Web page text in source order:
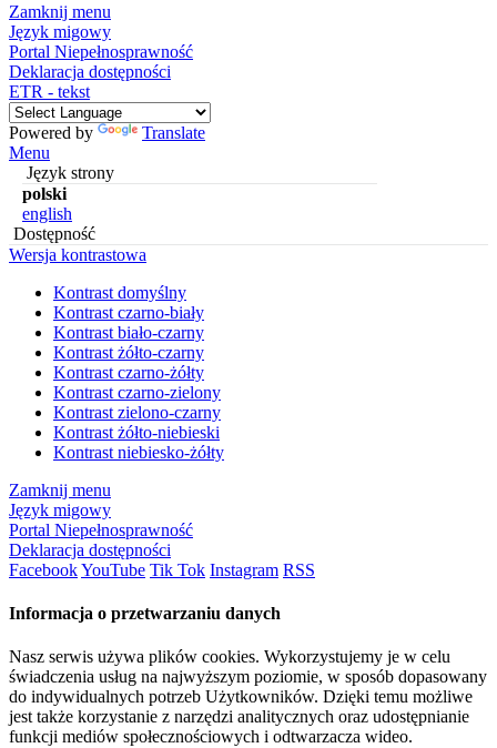
Zamknij menu
Język migowy
Portal Niepełnosprawność
Deklaracja dostępności
ETR - tekst
Powered by
Translate
Menu
Język strony
polski
english
Dostępność
Wersja kontrastowa
Kontrast domyślny
Kontrast czarno-biały
Kontrast biało-czarny
Kontrast żółto-czarny
Kontrast czarno-żółty
Kontrast czarno-zielony
Kontrast zielono-czarny
Kontrast żółto-niebieski
Kontrast niebiesko-żółty
Zamknij menu
Język migowy
Portal Niepełnosprawność
Deklaracja dostępności
FacebookYouTube Tik Tok Instagram RSS
Informacja o przetwarzaniu danych
Nasz serwis używa plików cookies. Wykorzystujemy je w celu
świadczenia usług na najwyższym poziomie, w sposób dopasowany
do indywidualnych potrzeb Użytkowników. Dzięki temu możliwe
jest także korzystanie z narzędzi analitycznych oraz udostępnianie
funkcji mediów społecznościowych i odtwarzacza wideo.